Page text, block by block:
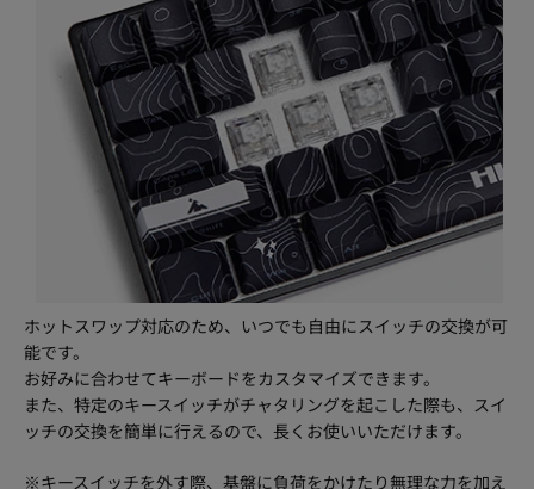
ホットスワップ対応のため、いつでも自由にスイッチの交換が可
能です。
お好みに合わせてキーボードをカスタマイズできます。
また、特定のキースイッチがチャタリングを起こした際も、スイ
ッチの交換を簡単に行えるので、長くお使いいただけます。
※キースイッチを外す際、基盤に負荷をかけたり無理な力を加え